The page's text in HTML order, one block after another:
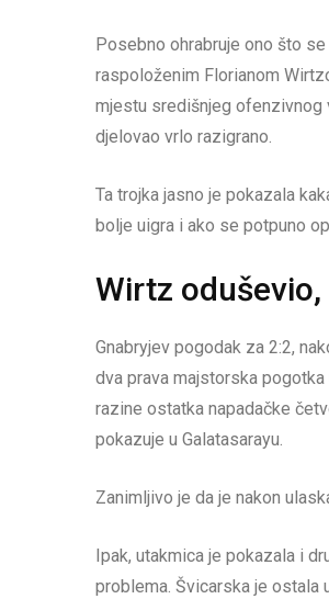
Posebno ohrabruje ono što
raspoloženim Florianom
mjestu središnjeg ofenzivnog
djelovao vrlo razigrano.
Ta trojka jasno je pokazala
bolje uigra i ako se potpuno
Wirtz
Gnabryjev pogodak za 2:2,
dva prava majstorska
razine ostatka napadačke
pokazuje u Galatasarayu.
Zanimljivo je da je nakon
Ipak, utakmica je pokazala i
problema. Švicarska je ostala